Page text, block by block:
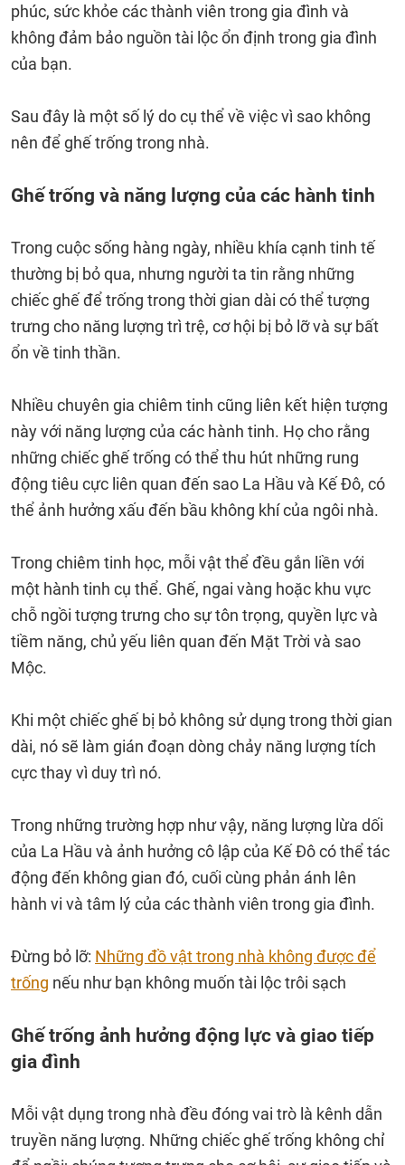
phúc, sức khỏe các thành viên trong gia đình và
không đảm bảo nguồn tài lộc ổn định trong gia đình
của bạn.
Sau đây là một số lý do cụ thể về việc vì sao không
nên để ghế trống trong nhà.
Ghế trống và năng lượng của các hành tinh
Trong cuộc sống hàng ngày, nhiều khía cạnh tinh tế
thường bị bỏ qua, nhưng người ta tin rằng những
chiếc ghế để trống trong thời gian dài có thể tượng
trưng cho năng lượng trì trệ, cơ hội bị bỏ lỡ và sự bất
ổn về tinh thần.
Nhiều chuyên gia chiêm tinh cũng liên kết hiện tượng
này với năng lượng của các hành tinh. Họ cho rằng
những chiếc ghế trống có thể thu hút những rung
động tiêu cực liên quan đến sao La Hầu và Kế Đô, có
thể ảnh hưởng xấu đến bầu không khí của ngôi nhà.
Trong chiêm tinh học, mỗi vật thể đều gắn liền với
một hành tinh cụ thể. Ghế, ngai vàng hoặc khu vực
chỗ ngồi tượng trưng cho sự tôn trọng, quyền lực và
tiềm năng, chủ yếu liên quan đến Mặt Trời và sao
Mộc.
Khi một chiếc ghế bị bỏ không sử dụng trong thời gian
dài, nó sẽ làm gián đoạn dòng chảy năng lượng tích
cực thay vì duy trì nó.
Trong những trường hợp như vậy, năng lượng lừa dối
của La Hầu và ảnh hưởng cô lập của Kế Đô có thể tác
động đến không gian đó, cuối cùng phản ánh lên
hành vi và tâm lý của các thành viên trong gia đình.
Đừng bỏ lỡ: Những đồ vật trong nhà không được để
trống nếu như bạn không muốn tài lộc trôi sạch
Ghế trống ảnh hưởng động lực và giao tiếp
gia đình
Mỗi vật dụng trong nhà đều đóng vai trò là kênh dẫn
truyền năng lượng. Những chiếc ghế trống không chỉ